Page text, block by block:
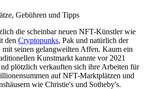
Gebühren und Tipps
die scheinbar neuen NFT-Künstler wie
den Cryptopunks, Pak und natürlich der
seinen gelangweilten Affen. Kaum ein
Kunstmarkt kannte vor 2021
plötzlich verkauften sich ihre Arbeiten für
auf NFT-Marktplätzen und
wie Christie's und Sotheby's.